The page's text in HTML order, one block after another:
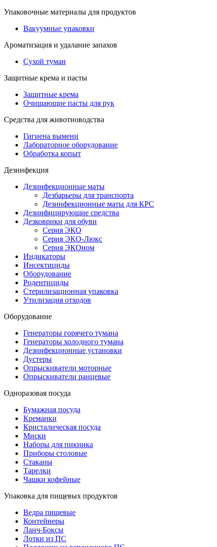
Упаковочные материалы для продуктов
Вакуумные упаковки
Ароматизация и удалание запахов
Сухой туман
Защитные крема и пасты
Защитные крема
Очищающие пасты для рук
Средства для животноводства
Гигиена вымени
Лабораторное оборудование
Обработка копыт
Дезинфекция
Дезинфекционные маты
Дезбарьеры для транспорта
Дезинфекционные маты для КРС
Дезинфицирующие средства
Дезковрики для обуви
Серия ЭКО
Серия ЭКО-Люкс
Серия ЭКОном
Индикаторы
Инсектициды
Оборудование
Родентициды
Стерилизационная упаковка
Утилизация отходов
Оборудование
Генераторы горячего тумана
Генераторы холодного тумана
Дезинфекционные установки
Дустеры
Опрыскиватели моторные
Опрыскиватели ранцевые
Одноразовая посуда
Бумажная посуда
Креманки
Кристалическая посуда
Миски
Наборы для пикника
Приборы столовые
Стаканы
Тарелки
Чашки кофейные
Упаковка для пищевых продуктов
Ведра пищевые
Контейнеры
Ланч-Боксы
Лотки из ПС